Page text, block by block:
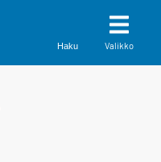
Haku Valikko